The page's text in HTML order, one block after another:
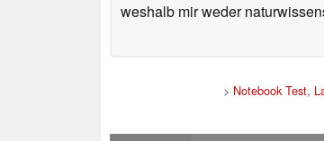
weshalb mir weder
> Notebook Test,